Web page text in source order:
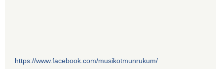
https://www.facebook.com/musikotmunrukum/